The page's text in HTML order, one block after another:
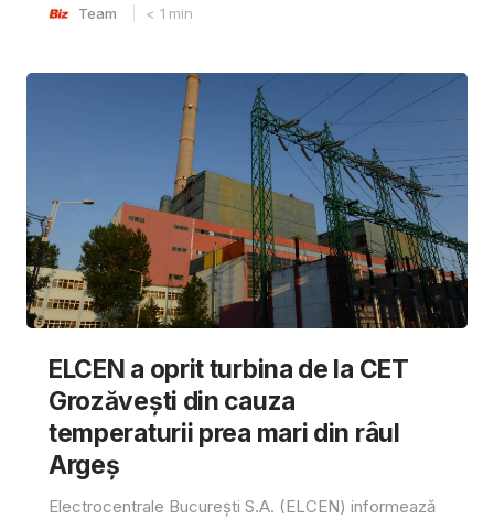
Team < 1 min
ELCEN a oprit turbina de la CET
Grozăvești din cauza
temperaturii prea mari din râul
Argeș
Electrocentrale București S.A. (ELCEN) informează